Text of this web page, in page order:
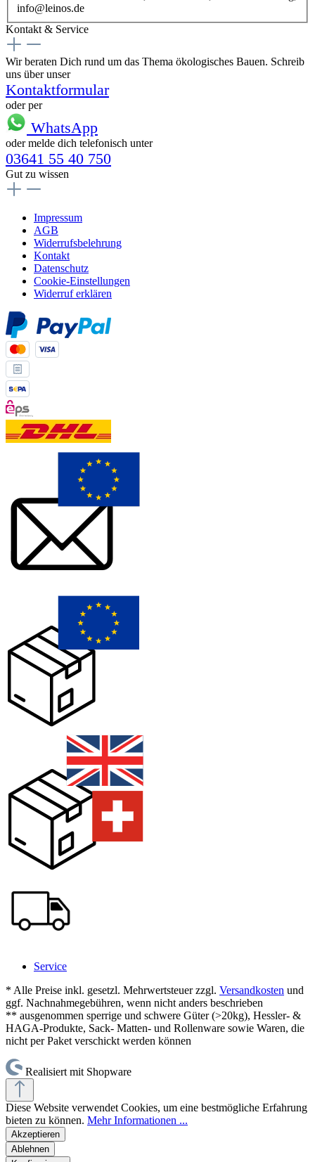
info@leinos.de
Kontakt & Service
Wir beraten Dich rund um das Thema ökologisches Bauen. Schreib
uns über unser
Kontaktformular
oder per
WhatsApp
oder melde dich telefonisch unter
03641 55 40 750
Gut zu wissen
Impressum
AGB
Widerrufsbelehrung
Kontakt
Datenschutz
Cookie-Einstellungen
Widerruf erklären
Service
* Alle Preise inkl. gesetzl. Mehrwertsteuer zzgl. Versandkosten und
ggf. Nachnahmegebühren, wenn nicht anders beschrieben
** ausgenommen sperrige und schwere Güter (>20kg), Hessler- &
HAGA-Produkte, Sack- Matten- und Rollenware sowie Waren, die
nicht per Paket verschickt werden können
Realisiert mit Shopware
Diese Website verwendet Cookies, um eine bestmögliche Erfahrung
bieten zu können. Mehr Informationen ...
Akzeptieren
Ablehnen